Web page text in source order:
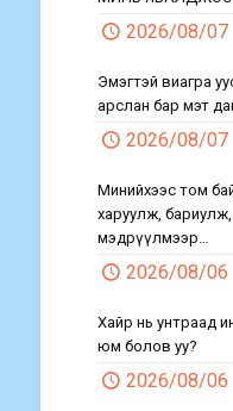
2026/08/07
Эмэгтэй виагра
арслан бар мэт
2026/08/07
Минийхээс том
харуулж, бариулж,
мэдрүүлмээр…
2026/08/06
Хайр нь унтраад
юм болов уу?
2026/08/06